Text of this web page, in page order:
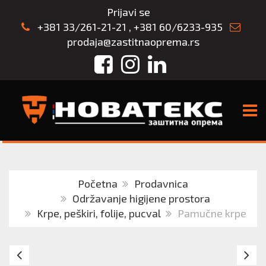
Prijavi se
+381 33/261-21-21 , +381 60/6233-935
prodaja@zastitnaoprema.rs
FacebookInstagram
LinkedIn
Početna
Prodavnica
Održavanje higijene prostora
Krpe, peškiri, folije, pucval
Pamučne krpe
EXPLODE